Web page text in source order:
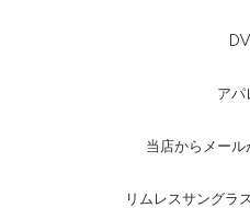
アパ
当店からメー
リムレスサングラ